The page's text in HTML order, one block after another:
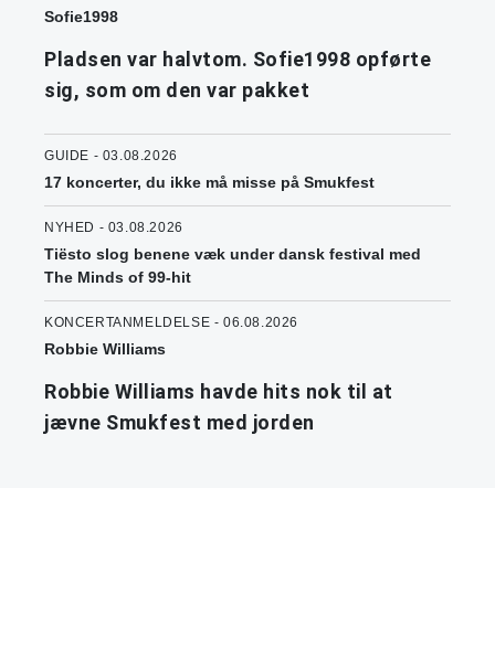
Sofie1998
Pladsen var halvtom. Sofie1998 opførte
sig, som om den var pakket
GUIDE - 03.08.2026
17 koncerter, du ikke må misse på Smukfest
NYHED - 03.08.2026
Tiësto slog benene væk under dansk festival med
The Minds of 99-hit
KONCERTANMELDELSE - 06.08.2026
Robbie Williams
Robbie Williams havde hits nok til at
jævne Smukfest med jorden